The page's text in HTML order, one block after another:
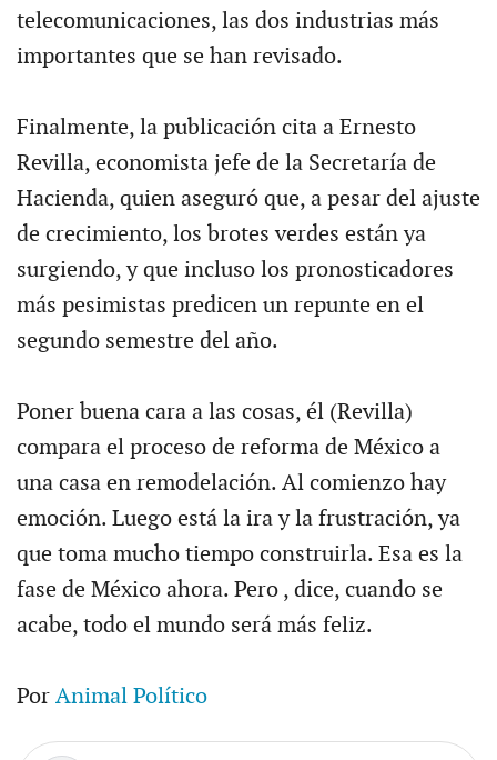
telecomunicaciones, las dos industrias más
importantes que se han revisado.
Finalmente, la publicación cita a Ernesto
Revilla, economista jefe de la Secretaría de
Hacienda, quien aseguró que, a pesar del ajuste
de crecimiento, los brotes verdes están ya
surgiendo, y que incluso los pronosticadores
más pesimistas predicen un repunte en el
segundo semestre del año.
Poner buena cara a las cosas, él (Revilla)
compara el proceso de reforma de México a
una casa en remodelación. Al comienzo hay
emoción. Luego está la ira y la frustración, ya
que toma mucho tiempo construirla. Esa es la
fase de México ahora. Pero , dice, cuando se
acabe, todo el mundo será más feliz.
Por Animal Político